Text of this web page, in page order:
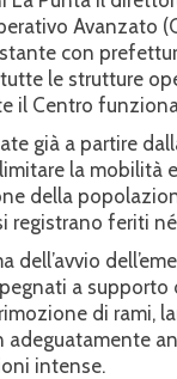
Avanzato
con
le strutture
il Centro
già a partire
la mobilità
della
registrano feriti
dell’avvio
a supporto
di rami,
intense.